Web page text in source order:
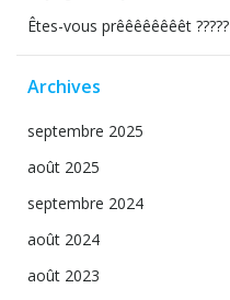
Êtes-vous prêêêêêêêêt ?????
Archives
septembre 2025
août 2025
septembre 2024
août 2024
août 2023